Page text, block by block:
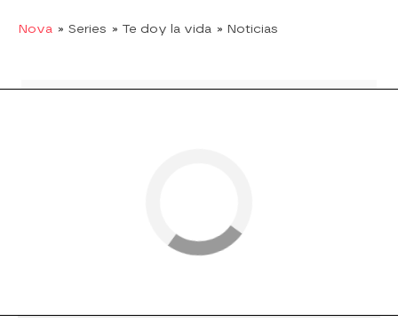
Nova » Series » Te doy la vida » Noticias